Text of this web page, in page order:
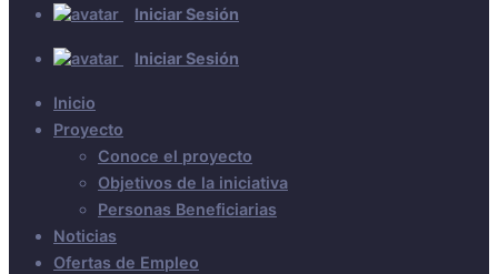
Iniciar Sesión
Iniciar Sesión
Inicio
Proyecto
Conoce el proyecto
Objetivos de la iniciativa
Personas Beneficiarias
Noticias
Ofertas de Empleo